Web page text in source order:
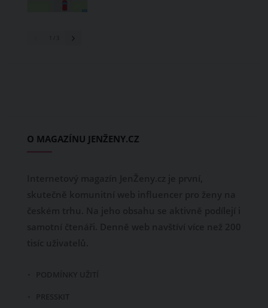
O MAGAZÍNU JENŽENY.CZ